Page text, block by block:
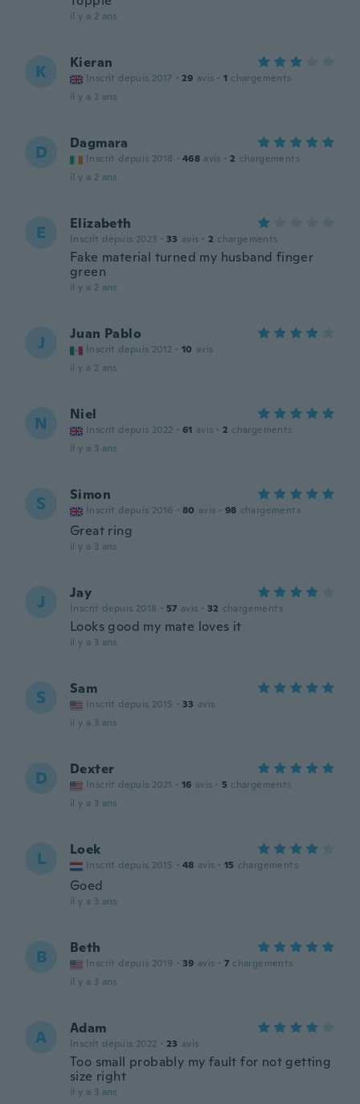
il y a 2 ans
K Kieran
Inscrit depuis 2017 · 29 avis · 1 chargements
il y a 2 ans
D Dagmara
Inscrit depuis 2018 · 468 avis · 2 chargements
il y a 2 ans
E Elizabeth
Inscrit depuis 2023 · 33 avis · 2 chargements
Fake material turned my husband finger
green
il y a 2 ans
J Juan Pablo
Inscrit depuis 2012 · 10 avis
il y a 2 ans
N Niel
Inscrit depuis 2022 · 61 avis · 2 chargements
il y a 3 ans
S Simon
Inscrit depuis 2016 · 80 avis · 98 chargements
Great ring
il y a 3 ans
J Jay
Inscrit depuis 2018 · 57 avis · 32 chargements
Looks good my mate loves it
il y a 3 ans
S Sam
Inscrit depuis 2015 · 33 avis
il y a 3 ans
D Dexter
Inscrit depuis 2021 · 16 avis · 5 chargements
il y a 3 ans
L Loek
Inscrit depuis 2015 · 48 avis · 15 chargements
Goed
il y a 3 ans
B Beth
Inscrit depuis 2019 · 39 avis · 7 chargements
il y a 3 ans
A Adam
Inscrit depuis 2022 · 23 avis
Too small probably my fault for not getting
size right
il y a 3 ans